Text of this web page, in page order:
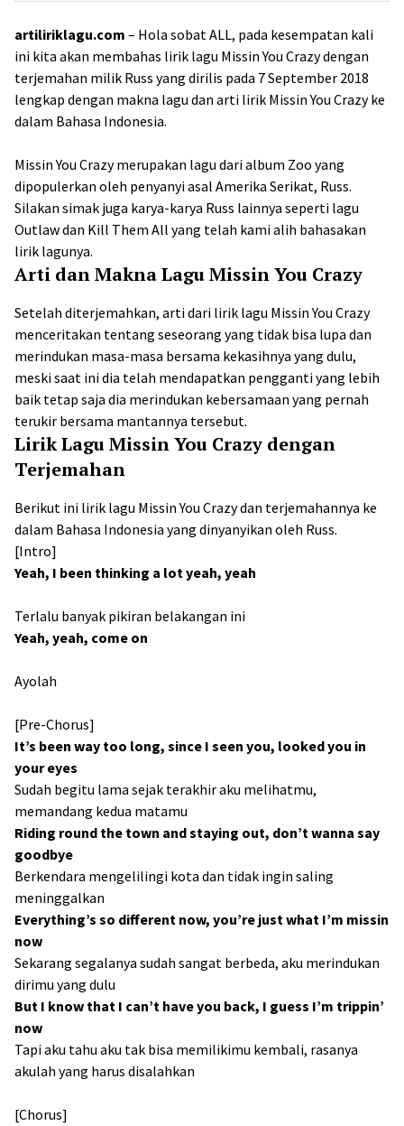
artiliriklagu.com – Hola sobat ALL, pada kesempatan kali
ini kita akan membahas lirik lagu Missin You Crazy dengan
terjemahan milik Russ yang dirilis pada 7 September 2018
lengkap dengan makna lagu dan arti lirik Missin You Crazy ke
dalam Bahasa Indonesia.
Missin You Crazy merupakan lagu dari album Zoo yang
dipopulerkan oleh penyanyi asal Amerika Serikat, Russ.
Silakan simak juga karya-karya Russ lainnya seperti lagu
Outlaw dan Kill Them All yang telah kami alih bahasakan
lirik lagunya.
Arti dan Makna Lagu Missin You Crazy
Setelah diterjemahkan, arti dari lirik lagu Missin You Crazy
menceritakan tentang seseorang yang tidak bisa lupa dan
merindukan masa-masa bersama kekasihnya yang dulu,
meski saat ini dia telah mendapatkan pengganti yang lebih
baik tetap saja dia merindukan kebersamaan yang pernah
terukir bersama mantannya tersebut.
Lirik Lagu Missin You Crazy dengan
Terjemahan
Berikut ini lirik lagu Missin You Crazy dan terjemahannya ke
dalam Bahasa Indonesia yang dinyanyikan oleh Russ.
[Intro]
Yeah, I been thinking a lot yeah, yeah
Terlalu banyak pikiran belakangan ini
Yeah, yeah, come on
Ayolah
[Pre-Chorus]
It’s been way too long, since I seen you, looked you in
your eyes
Sudah begitu lama sejak terakhir aku melihatmu,
memandang kedua matamu
Riding round the town and staying out, don’t wanna say
goodbye
Berkendara mengelilingi kota dan tidak ingin saling
meninggalkan
Everything’s so different now, you’re just what I’m missin
now
Sekarang segalanya sudah sangat berbeda, aku merindukan
dirimu yang dulu
But I know that I can’t have you back, I guess I’m trippin’
now
Tapi aku tahu aku tak bisa memilikimu kembali, rasanya
akulah yang harus disalahkan
[Chorus]